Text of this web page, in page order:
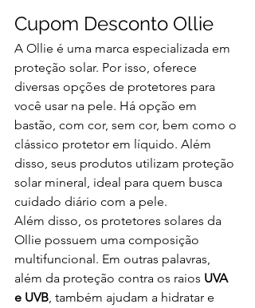
Cupom Desconto Ollie
A Ollie é uma marca especializada em
proteção solar. Por isso, oferece
diversas opções de protetores para
você usar na pele. Há opção em
bastão, com cor, sem cor, bem como o
clássico protetor em líquido. Além
disso, seus produtos utilizam proteção
solar mineral, ideal para quem busca
cuidado diário com a pele.
Além disso, os protetores solares da
Ollie possuem uma composição
multifuncional. Em outras palavras,
além da proteção contra os raios UVA
e UVB, também ajudam a hidratar e